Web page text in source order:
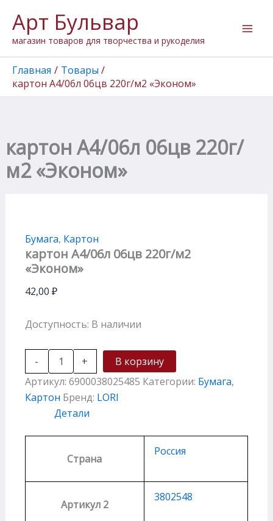
содержимому
Арт Бульвар
магазин товаров для творчества и рукоделия
Главная
Товары
картон А4/06л 06цв 220г/м2 «Эконом»
картон А4/06л 06цв 220г/
м2 «Эконом»
Бумага, Картон
картон А4/06л 06цв 220г/м2
«Эконом»
42,00 ₽
Доступность: В наличии
-
товара
картон
А4/06л
06цв
220г/
"Эконом"
+
В корзину
Артикул: 6900038025485 Категории: Бумага,
Картон Бренд: LORI
Детали
Страна
Россия
Артикул 2
3802548